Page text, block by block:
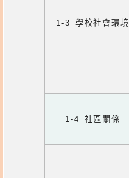
1-3 學校社會環境
1-4 社區關係